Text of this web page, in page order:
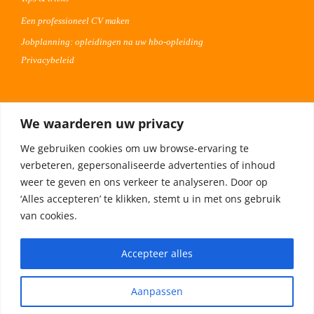
We waarderen uw privacy
We gebruiken cookies om uw browse-ervaring te
verbeteren, gepersonaliseerde advertenties of inhoud
weer te geven en ons verkeer te analyseren. Door op
‘Alles accepteren’ te klikken, stemt u in met ons gebruik
van cookies.
Aanpassen
Accepteer alles
Een professioneel CV maken
Jobplanning: opleidingen na uw hbo-opleiding
Privacybeleid
Plaats uw vacature 30 dagen gratis
Adverteren op Meta